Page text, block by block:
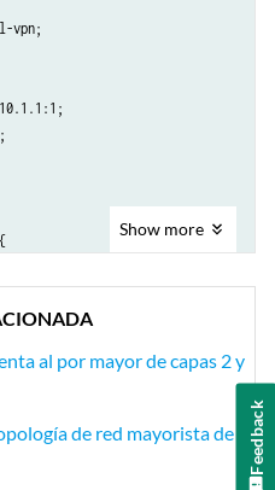
vpn;
{
1;
Show more
al por mayor de capas 2 y
de red mayorista de
Feedback